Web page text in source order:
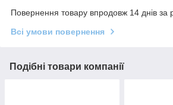
Повернення товару впродовж 14 днів за
Всі умови повернення
Подібні товари компанії